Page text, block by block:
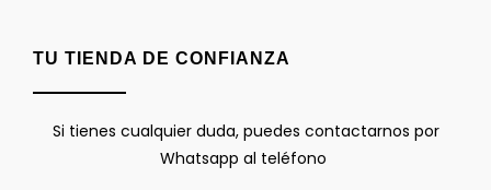
TU TIENDA DE CONFIANZA
Si tienes cualquier duda, puedes contactarnos por
Whatsapp al teléfono